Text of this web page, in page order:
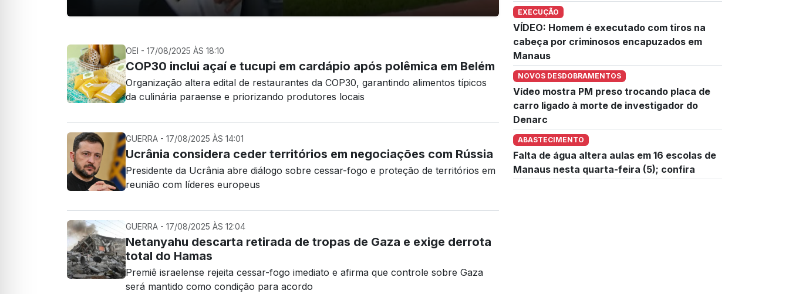
OEI - 17/08/2025 ÀS 18:10
COP30 inclui açaí e tucupi em cardápio após polêmica em Belém
Organização altera edital de restaurantes da COP30, garantindo alimentos típicos
da culinária paraense e priorizando produtores locais
GUERRA - 17/08/2025 ÀS 14:01
Ucrânia considera ceder territórios em negociações com Rússia
Presidente da Ucrânia abre diálogo sobre cessar-fogo e proteção de territórios em
reunião com líderes europeus
GUERRA - 17/08/2025 ÀS 12:04
Netanyahu descarta retirada de tropas de Gaza e exige derrota
total do Hamas
Premiê israelense rejeita cessar-fogo imediato e afirma que controle sobre Gaza
será mantido como condição para acordo
EXECUÇÃO
VÍDEO: Homem é executado com tiros na
cabeça por criminosos encapuzados em
Manaus
NOVOS DESDOBRAMENTOS
Vídeo mostra PM preso trocando placa de
carro ligado à morte de investigador do
Denarc
ABASTECIMENTO
Falta de água altera aulas em 16 escolas de
Manaus nesta quarta-feira (5); confira